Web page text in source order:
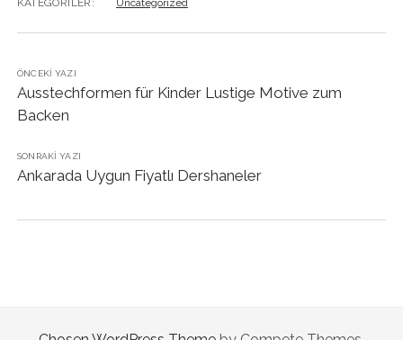
ÖNCEKI YAZI
Ausstechformen für Kinder Lustige Motive zum
Backen
SONRAKI YAZI
Ankarada Uygun Fiyatlı Dershaneler